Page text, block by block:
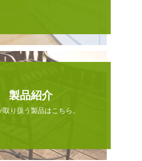
製品紹介
取り扱う製品はこちら。